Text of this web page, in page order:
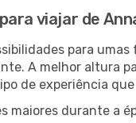
viajar de
para
A melhor altura
de experiência
maiores durante a